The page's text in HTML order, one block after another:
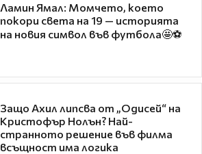
Ламин Ямал: Момчето, което
покори света на 19 — историята
на новия символ във футбола🤩⚽
Защо Ахил липсва от „Одисей“ на
Кристофър Нолън? Най-
странното решение във филма
всъщност има логика